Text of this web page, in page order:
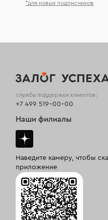
*для новых подписчиков
служба поддержки клиентов:
+7 499 519-00-00
Наши филиалы
Наведите камеру, чтобы
приложение